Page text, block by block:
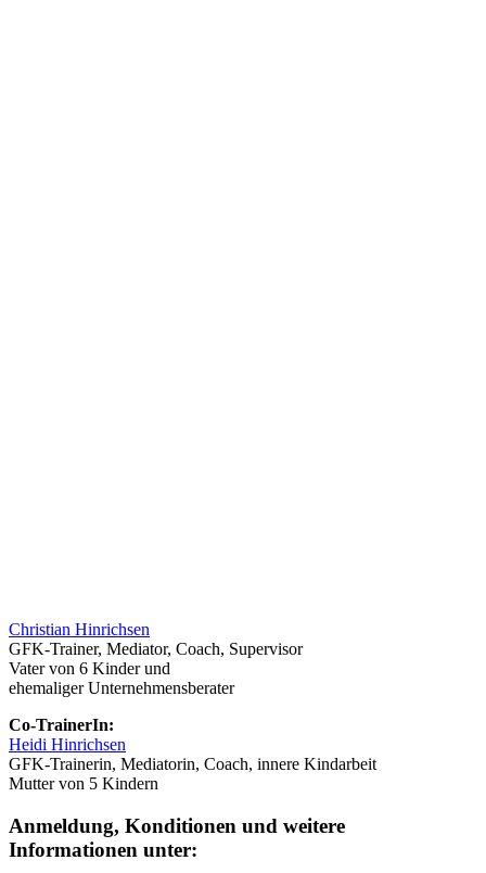
Christian Hinrichsen
GFK-Trainer, Mediator, Coach, Supervisor
Vater von 6 Kinder und
ehemaliger Unternehmensberater
Co-TrainerIn:
Heidi Hinrichsen
GFK-Trainerin, Mediatorin, Coach, innere Kindarbeit
Mutter von 5 Kindern
Anmeldung, Konditionen und weitere
Informationen unter: